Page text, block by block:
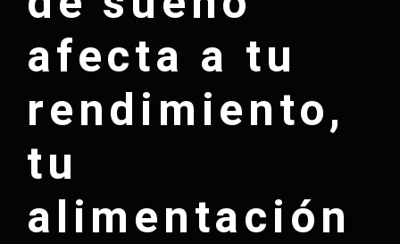
afecta a tu
rendimiento,
tu
alimentación